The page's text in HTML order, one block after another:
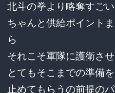
北斗の拳より略奪すご
ちゃんと供給ポイント
ら
それこそ軍隊に護衛さ
とてもそこまでの準備
止めてもらうの前提の